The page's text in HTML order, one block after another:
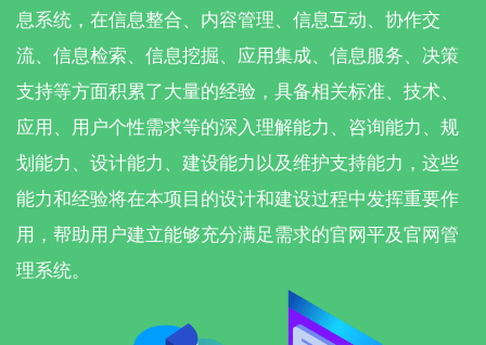
息系统，在信息整合、内容管理、信息互动、协作交
流、信息检索、信息挖掘、应用集成、信息服务、决策
支持等方面积累了大量的经验，具备相关标准、技术、
应用、用户个性需求等的深入理解能力、咨询能力、规
划能力、设计能力、建设能力以及维护支持能力，这些
能力和经验将在本项目的设计和建设过程中发挥重要作
用，帮助用户建立能够充分满足需求的官网平及官网管
理系统。